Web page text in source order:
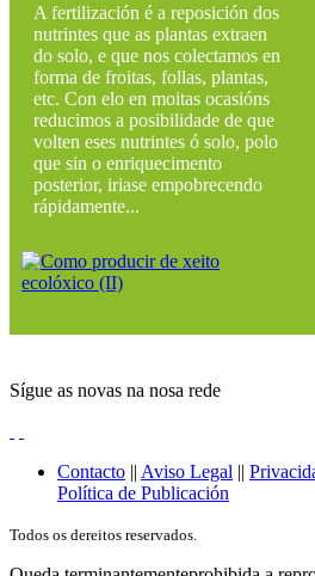
A fertilización é a reposición dos
nutrintes que as plantas extraen
do solo, e que nos colectamos en
forma de froitas, follas, plantas,
etc. Con elo en moitas ocasións
reducimos a posibilidade de que
volten eses nutrintes ó solo, polo
que sin o enriquecimento
posterior, iriase empobrecendo
rápidamente...
Sígue as novas na nosa rede
Contacto || Aviso Legal ||
Política de Publicación
Todos os dereitos reservados.